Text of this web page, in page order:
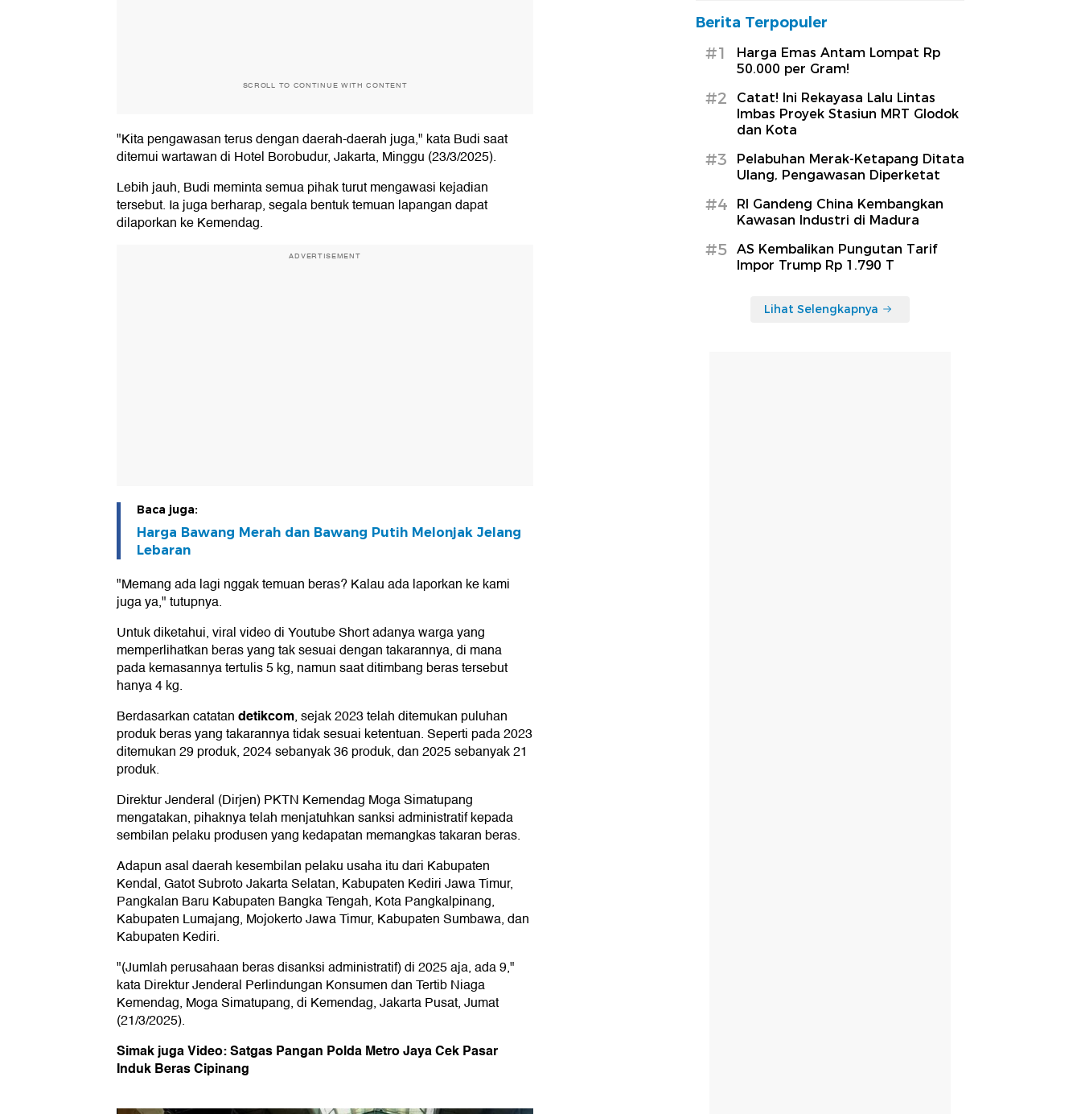
SCROLL TO CONTINUE WITH CONTENT
"Kita pengawasan terus dengan daerah-daerah juga," kata Budi saat
ditemui wartawan di Hotel Borobudur, Jakarta, Minggu (23/3/2025).
Lebih jauh, Budi meminta semua pihak turut mengawasi kejadian
tersebut. Ia juga berharap, segala bentuk temuan lapangan dapat
dilaporkan ke Kemendag.
ADVERTISEMENT
Baca juga:
Harga Bawang Merah dan Bawang Putih Melonjak Jelang
Lebaran
"Memang ada lagi nggak temuan beras? Kalau ada laporkan ke kami
juga ya," tutupnya.
Untuk diketahui, viral video di Youtube Short adanya warga yang
memperlihatkan beras yang tak sesuai dengan takarannya, di mana
pada kemasannya tertulis 5 kg, namun saat ditimbang beras tersebut
hanya 4 kg.
Berdasarkan catatandetikcom, sejak 2023 telah ditemukan puluhan
produk beras yang takarannya tidak sesuai ketentuan. Seperti pada 2023
ditemukan 29 produk, 2024 sebanyak 36 produk, dan 2025 sebanyak 21
produk.
Direktur Jenderal (Dirjen) PKTN Kemendag Moga Simatupang
mengatakan, pihaknya telah menjatuhkan sanksi administratif kepada
sembilan pelaku produsen yang kedapatan memangkas takaran beras.
Adapun asal daerah kesembilan pelaku usaha itu dari Kabupaten
Kendal, Gatot Subroto Jakarta Selatan, Kabupaten Kediri Jawa Timur,
Pangkalan Baru Kabupaten Bangka Tengah, Kota Pangkalpinang,
Kabupaten Lumajang, Mojokerto Jawa Timur, Kabupaten Sumbawa, dan
Kabupaten Kediri.
"(Jumlah perusahaan beras disanksi administratif) di 2025 aja, ada 9,"
kata Direktur Jenderal Perlindungan Konsumen dan Tertib Niaga
Kemendag, Moga Simatupang, di Kemendag, Jakarta Pusat, Jumat
(21/3/2025).
Simak juga Video: Satgas Pangan Polda Metro Jaya Cek Pasar
Induk Beras Cipinang
Berita Terpopuler
#1
Harga Emas Antam Lompat Rp
50.000 per Gram!
#2
Catat! Ini Rekayasa Lalu Lintas
Imbas Proyek Stasiun MRT Glodok
dan Kota
#3
Pelabuhan Merak-Ketapang Ditata
Ulang, Pengawasan Diperketat
#4
RI Gandeng China Kembangkan
Kawasan Industri di Madura
#5
AS Kembalikan Pungutan Tarif
Impor Trump Rp 1.790 T
Lihat Selengkapnya